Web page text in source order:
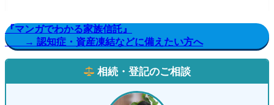
『マンガでわかる家族信託』
→ 認知症・資産凍結などに備えたい方へ
相続・登記のご相談